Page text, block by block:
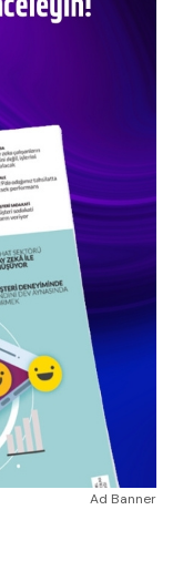
Ad Banner